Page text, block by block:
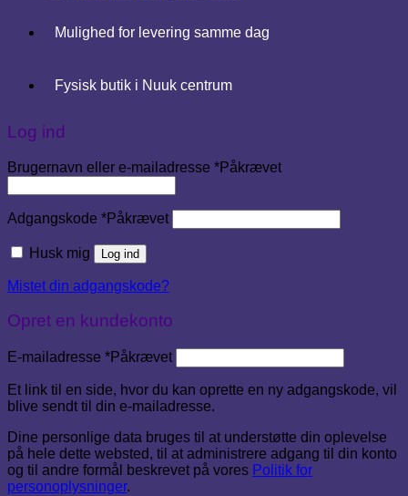
Mulighed for levering samme dag
Fysisk butik i Nuuk centrum
Log ind
Brugernavn eller e-mailadresse *Påkrævet
Adgangskode *Påkrævet
Husk mig Log ind
Mistet din adgangskode?
Opret en kundekonto
E-mailadresse *Påkrævet
Et link til en side, hvor du kan oprette en ny adgangskode, vil
blive sendt til din e-mailadresse.
Dine personlige data bruges til at understøtte din oplevelse
på hele dette websted, til at administrere adgang til din konto
og til andre formål beskrevet på vores Politik for
personoplysninger.